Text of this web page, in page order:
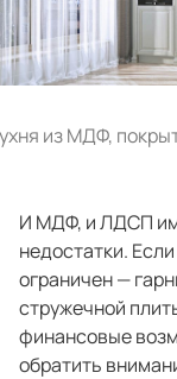
из МДФ,
И МДФ, и ЛДСП
недостатки.
ограничен —
стружечной
финансовые
обратить